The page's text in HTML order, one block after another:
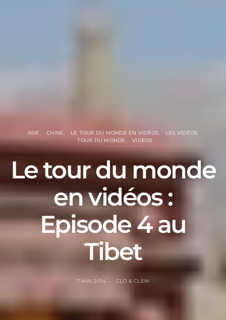
ASIE CHINE LE TOUR DU MONDE EN VIDÉOS
LES VIDÉOS
TOUR DU MONDE
VIDÉOS
Le tour du monde
en vidéos :
Episode 4 au
Tibet
7 MAI 2014 CLO & CLEM